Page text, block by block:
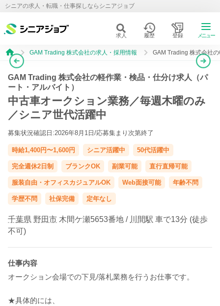
シニアの求人・転職・仕事探しならシニアジョブ
求人 履歴 登録 メニュー
GAM Trading 株式会社の求人・採用情報 GAM Trading 株式会社
GAM Trading 株式会社の軽作業・検品・仕分け求人（パ
ート・アルバイト）
中古車オークション業務／毎週木曜のみ
／シニア世代活躍中
募集状況確認日:2026年8月1日/応募集まり次第終了
時給1,400円〜1,600円 シニア活躍中 50代活躍中
完全週休2日制 ブランクOK 副業可能 直行直帰可能
服装自由・オフィスカジュアルOK Web面接可能 年齢不問
学歴不問 社保完備 定年なし
千葉県 野田市 木間ケ瀬5653番地 / 川間駅 車で13分 (徒歩
不可)
仕事内容
オークション会場での下見/落札業務を行うお仕事です。
★具体的には、